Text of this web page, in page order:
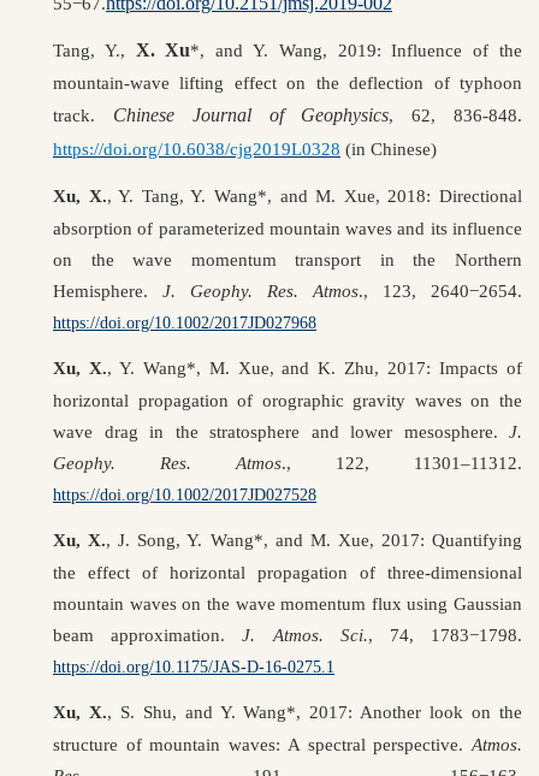
55−67.
Tang, Y., X. Xu*, and Y. Wang, 2019: Influence of the
mountain-wave lifting effect on the deflection of typhoon
track. Chinese Journal of Geophysics, 62, 836-848.
https://doi.org/10.6038/cjg2019L0328 (in Chinese)
Xu, X., Y. Tang, Y. Wang*, and M. Xue, 2018: Directional
absorption of parameterized mountain waves and its influence
on the wave momentum transport in the Northern
Hemisphere. J. Geophy. Res. Atmos., 123, 2640−2654.
https://doi.org/10.1002/2017JD027968
Xu, X., Y. Wang*, M. Xue, and K. Zhu, 2017: Impacts of
horizontal propagation of orographic gravity waves on the
wave drag in the stratosphere and lower mesosphere. J.
Geophy. Res. Atmos., 122, 11301–11312.
https://doi.org/10.1002/2017JD027528
Xu, X., J. Song, Y. Wang*, and M. Xue, 2017: Quantifying
the effect of horizontal propagation of three-dimensional
mountain waves on the wave momentum flux using Gaussian
beam approximation.J. Atmos. Sci., 74, 1783−1798.
https://doi.org/10.1175/JAS-D-16-0275.1
Xu, X., S. Shu, and Y. Wang*, 2017: Another look on the
structure of mountain waves: A spectral perspective.Atmos.